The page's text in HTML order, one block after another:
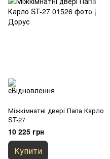
Міжкімнатні двері Папа Карло
ST-27
10 225 грн
Купити